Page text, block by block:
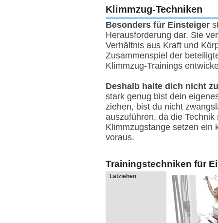
Klimmzug-Techniken
Besonders für Einsteiger
Herausforderung dar. Sie
Verhältnis aus Kraft und
Zusammenspiel der
Klimmzug-Trainings
Deshalb halte dich nicht
stark genug bist dein
ziehen, bist du nicht
auszuführen, da die
Klimmzugstange setzen ein
voraus.
Trainingstechniken für
Latziehen